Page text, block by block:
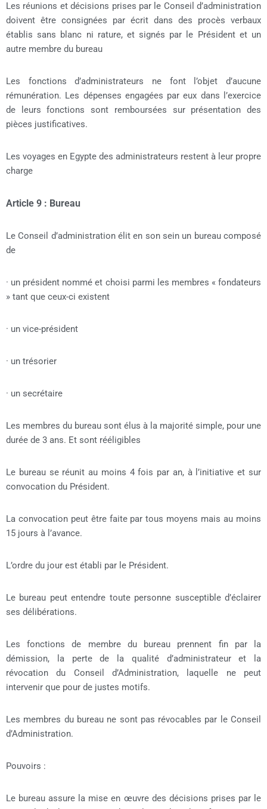
Les réunions et décisions prises par le Conseil d’administration
doivent être consignées par écrit dans des procès verbaux
établis sans blanc ni rature, et signés par le Président et un
autre membre du bureau
Les fonctions d’administrateurs ne font l’objet d’aucune
rémunération. Les dépenses engagées par eux dans l’exercice
de leurs fonctions sont remboursées sur présentation des
pièces justificatives.
Les voyages en Egypte des administrateurs restent à leur propre
charge
Article 9 : Bureau
Le Conseil d’administration élit en son sein un bureau composé
de
· un président nommé et choisi parmi les membres « fondateurs
» tant que ceux-ci existent
· un vice-président
· un trésorier
· un secrétaire
Les membres du bureau sont élus à la majorité simple, pour une
durée de 3 ans. Et sont rééligibles
Le bureau se réunit au moins 4 fois par an, à l’initiative et sur
convocation du Président.
La convocation peut être faite par tous moyens mais au moins
15 jours à l’avance.
L’ordre du jour est établi par le Président.
Le bureau peut entendre toute personne susceptible d’éclairer
ses délibérations.
Les fonctions de membre du bureau prennent fin par la
démission, la perte de la qualité d’administrateur et la
révocation du Conseil d’Administration, laquelle ne peut
intervenir que pour de justes motifs.
Les membres du bureau ne sont pas révocables par le Conseil
d’Administration.
Pouvoirs :
Le bureau assure la mise en œuvre des décisions prises par le